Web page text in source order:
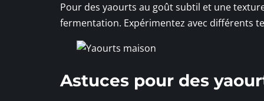
Pour des yaourts au goût subtil et une
fermentation. Expérimentez avec différents
Astuces pour des